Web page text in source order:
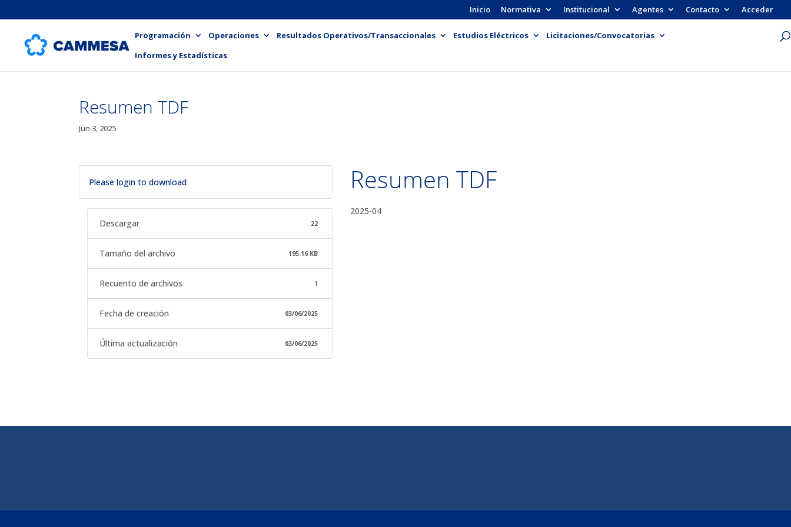
Inicio Normativa Institucional Agentes Contacto Acceder
Programación Operaciones Resultados Operativos/Transaccionales Estudios Eléctricos
Licitaciones/Convocatorias
Informes y Estadísticas
Resumen TDF
Jun 3, 2025
Please login to download
Descargar 22
Tamaño del archivo 195.16 KB
Recuento de archivos 1
Fecha de creación 03/06/2025
Última actualización 03/06/2025
Resumen TDF
2025-04